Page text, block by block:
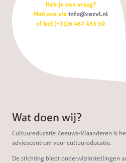
Heb je een vraag?
Mail ons viainfo@cezvl.nl
of bel (+31)6 467 453 50
Wat doen wij?
Cultuureducatie Zeeuws-Vlaanderen is
adviescentrum voor cultuureducatie.
De stichting biedt onderwijsinstellingen